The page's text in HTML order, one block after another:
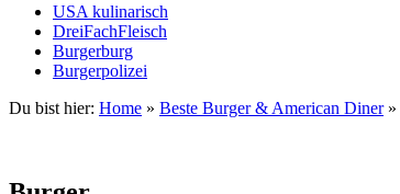
USA kulinarisch
DreiFachFleisch
Burgerburg
Burgerpolizei
Du bist hier: Home » Beste Burger & American Diner»